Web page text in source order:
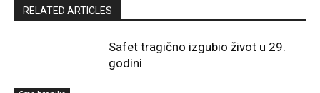
RELATED ARTICLES
Safet tragično izgubio život u 29.
godini